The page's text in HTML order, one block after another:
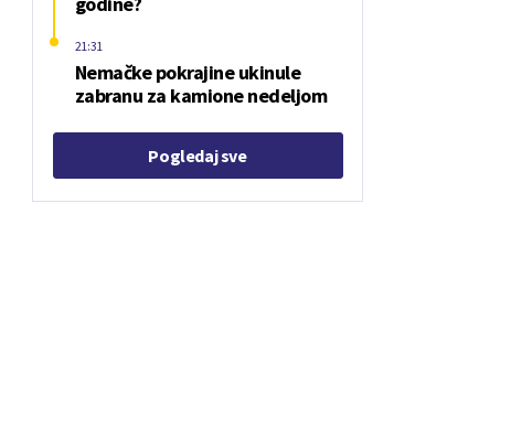
Nemačke pokrajine ukinule
zabranu za kamione nedeljom
21:31
Pogledaj sve